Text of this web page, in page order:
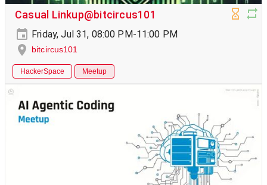
Casual Linkup@bitcircus101
Friday, Jul 31, 08:00 PM-11:00 PM
bitcircus101
HackerSpace Meetup